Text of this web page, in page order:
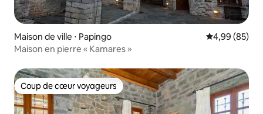
Maison de ville ⋅ Papingo Évaluation
4,99 (85)
Maison en pierre « Kamares »
Coup de cœur voyageurs
Coup de cœur voyageurs